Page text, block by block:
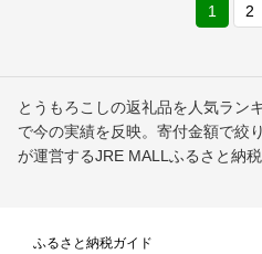
1 2
とうもろこしの返礼品を人気ラン
で今の実績を反映。寄付金額で絞
が運営するJRE MALLふるさと納税
ふるさと納税ガイド